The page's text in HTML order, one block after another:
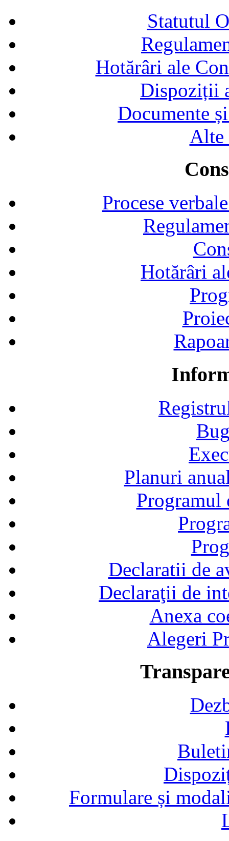
Statutul
Hotărâri ale
Dispoziții
Documente
Alte
Procese
Hotărâri
Planuri
Declaratii de
Declaraţii de
Anexa
Alegeri
Formulare și